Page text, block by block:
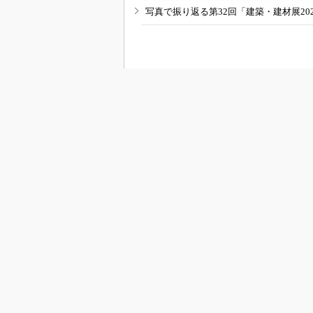
写真で振り返る第32回「建築・建材展